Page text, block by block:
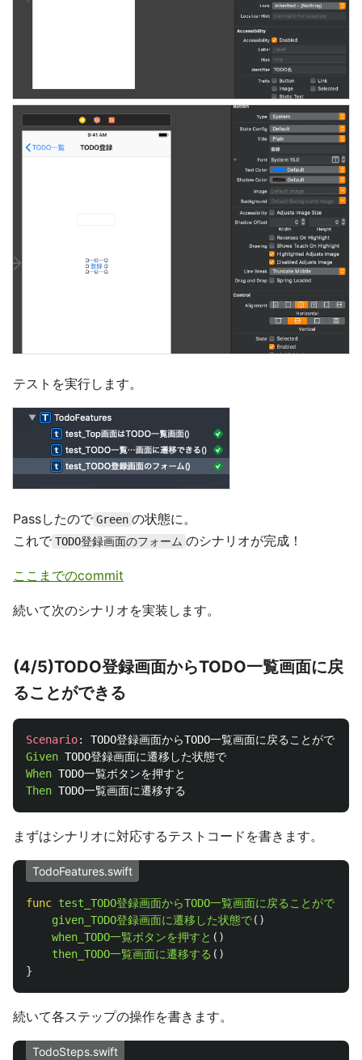
テストを実行します。
Passしたので Green の状態に。
これで TODO登録画面のフォーム のシナリオが完成！
ここまでのcommit
続いて次のシナリオを実装します。
(4/5)TODO登録画面からTODO一覧画面に戻
ることができる
Scenario:
Given
When
Then
まずはシナリオに対応するテストコードを書きます。
TodoFeatures.swift
func test_TODO登録画面からTODO一覧画面に戻ることができる
given_TODO登録画面に遷移した状態で()
when_TODO一覧ボタンを押すと ()
then_TODO一覧画面に遷移する ()
}
続いて各ステップの操作を書きます。
TodoSteps.swift